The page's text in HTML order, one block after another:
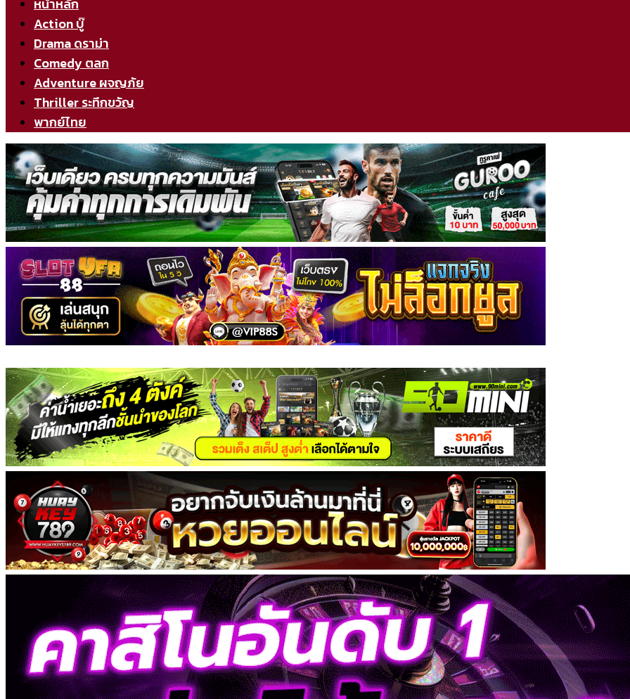
หน้าหลัก
Action บู๊
Drama ดราม่า
Comedy ตลก
Adventure ผจญภัย
Thriller ระทึกขวัญ
พากย์ไทย